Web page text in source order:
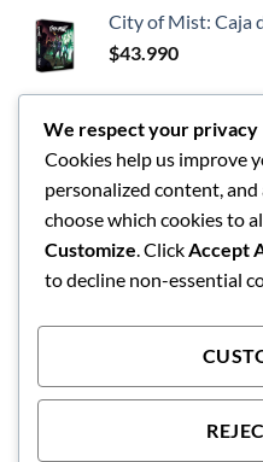
City of Mist: Caja
$43.990
LOS MEJORES
Dungeons and
Exploding Kittens
We respect your privacy
Cookies help us improve
personalized content, and
choose which cookies to
Customize. ClickAccept
to decline non-essential